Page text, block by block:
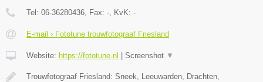
Tel: 06-36280436 , Fax: - , KvK: -
E-mail › Fototune trouwfotograaf Friesland
Website: https://fototune.nl | Screenshot ▼
Trouwfotograaf Friesland: Sneek, Leeuwarden, Drachten,